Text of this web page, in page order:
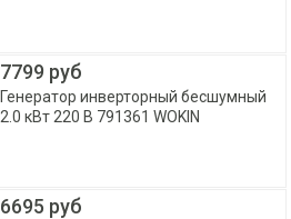
7799 руб
Генератор инверторный бесшумный
2.0 кВт 220 В 791361 WOKIN
6695 руб